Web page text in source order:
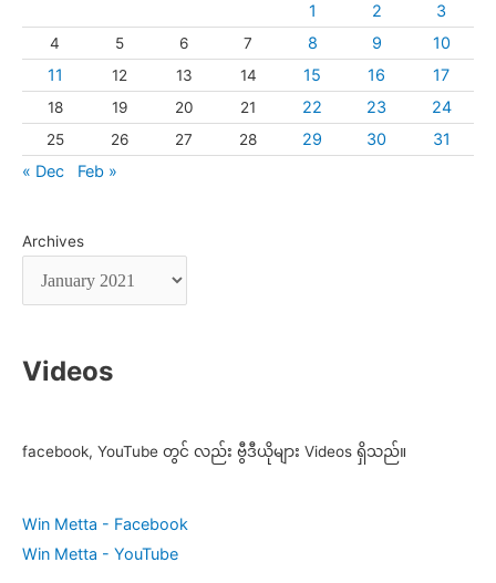
1 2 3
4 5 6 7 8 9
10
11
12 13 14 15 16 17
18 19 20 21 22 23 24
25 26 27 28 29 30
31
« Dec
Feb »
Archives
Videos
facebook, YouTube တွင် လည်း ဗွီဒီယိုများ Videos ရှိသည်။
Win Metta - Facebook
Win Metta - YouTube